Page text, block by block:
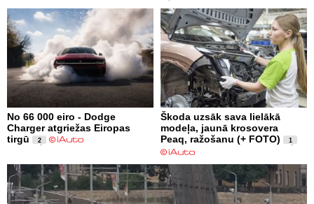
No 66 000 eiro - Dodge
Charger atgriežas Eiropas
tirgū
2
Škoda uzsāk sava lielākā
modeļa, jaunā krosovera
Peaq, ražošanu (+ FOTO)
1